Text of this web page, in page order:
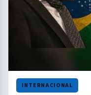
INTERNACIONAL